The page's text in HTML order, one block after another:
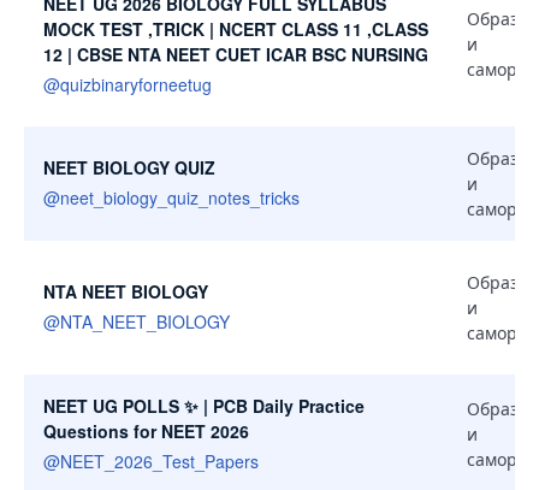
MOCK TEST ,TRICK | NCERT CLASS 11 ,CLASS
12 | CBSE NTA NEET CUET ICAR BSC NURSING
@quizbinaryforneetug
и
NEET BIOLOGY QUIZ
@neet_biology_quiz_notes_tricks
и
NTA NEET BIOLOGY
@NTA_NEET_BIOLOGY
и
NEET UG POLLS ✨ | PCB Daily Practice
Questions for NEET 2026
@NEET_2026_Test_Papers
и